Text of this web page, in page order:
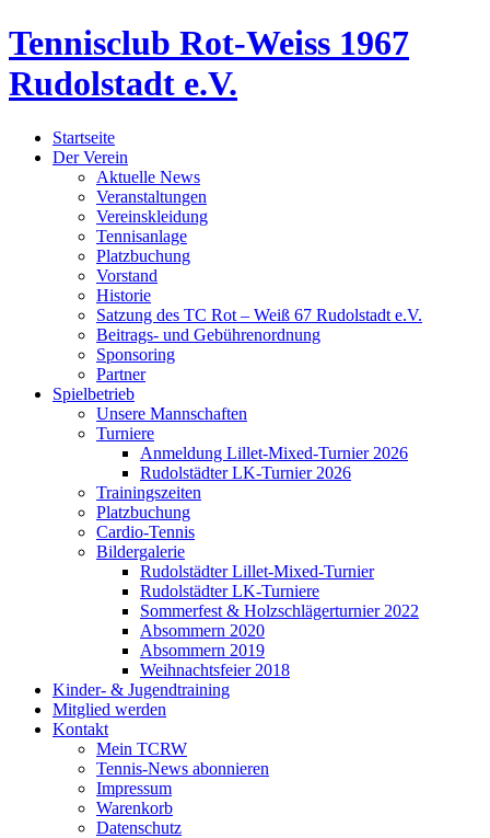
Tennisclub Rot-Weiss 1967
Rudolstadt e.V.
Startseite
Der Verein
Aktuelle News
Veranstaltungen
Vereinskleidung
Tennisanlage
Platzbuchung
Vorstand
Historie
Satzung des TC Rot – Weiß 67 Rudolstadt e.V.
Beitrags- und Gebührenordnung
Sponsoring
Partner
Spielbetrieb
Unsere Mannschaften
Turniere
Anmeldung Lillet-Mixed-Turnier 2026
Rudolstädter LK-Turnier 2026
Trainingszeiten
Platzbuchung
Cardio-Tennis
Bildergalerie
Rudolstädter Lillet-Mixed-Turnier
Rudolstädter LK-Turniere
Sommerfest & Holzschlägerturnier 2022
Absommern 2020
Absommern 2019
Weihnachtsfeier 2018
Kinder- & Jugendtraining
Mitglied werden
Kontakt
Mein TCRW
Tennis-News abonnieren
Impressum
Warenkorb
Datenschutz